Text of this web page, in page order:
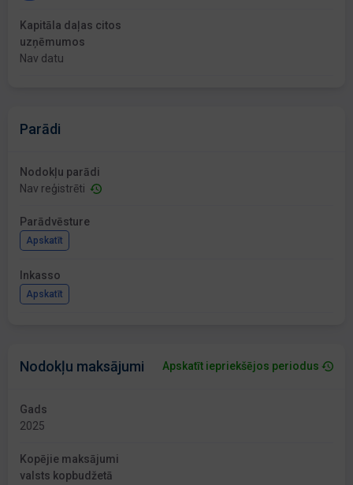
Kapitāla daļas citos
uzņēmumos
Nav datu
Parādi
Nodokļu parādi
Nav reģistrēti
Parādvēsture
Apskatīt
Inkasso
Apskatīt
Nodokļu maksājumi Apskatīt iepriekšējos periodus
Gads
2025
Kopējie maksājumi
valsts kopbudžetā